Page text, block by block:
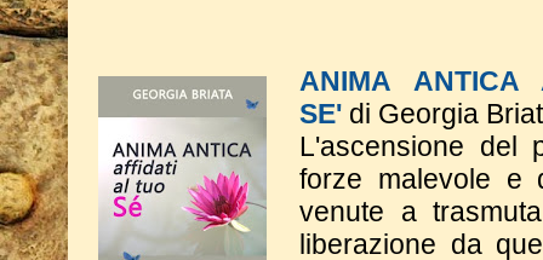
ANIMA ANTICA
SE' di Georgia
L'ascensione del
forze malevole e
venute a
liberazione da